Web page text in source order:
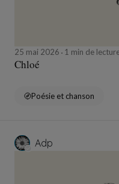
25 mai 2026 1 min de
Chloé
Poésie et chanson
Adp